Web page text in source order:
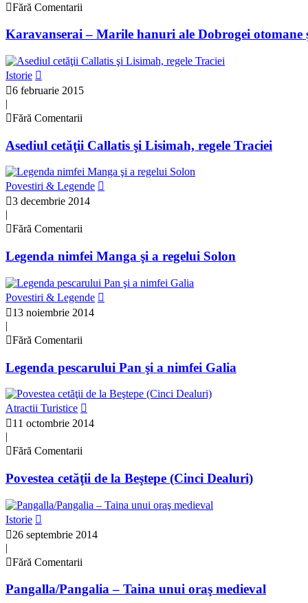
Fără Comentarii
Karavanserai – Marile hanuri ale Dobrogei
Istorie
6 februarie 2015
|
Fără Comentarii
Asediul cetăţii Callatis şi Lisimah, regele Traciei
Povestiri & Legende
3 decembrie 2014
|
Fără Comentarii
Legenda nimfei Manga şi a regelui Solon
Povestiri & Legende
13 noiembrie 2014
|
Fără Comentarii
Legenda pescarului Pan şi a nimfei Galia
Atractii Turistice
11 octombrie 2014
|
Fără Comentarii
Povestea cetăţii de la Beştepe (Cinci Dealuri)
Istorie
26 septembrie 2014
|
Fără Comentarii
Pangalla/Pangalia – Taina unui oraş medieval